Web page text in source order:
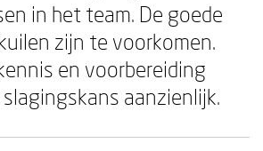
in het team. De goede
zijn te voorkomen.
en voorbereiding
aanzienlijk.